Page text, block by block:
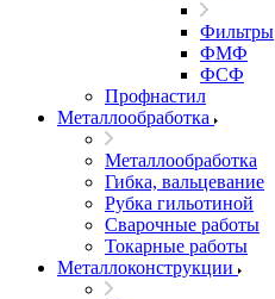
Фильтры
ФМФ
ФСФ
Профнастил
Металлообработка
Металлообработка
Гибка, вальцевание
Рубка гильотиной
Сварочные работы
Токарные работы
Металлоконструкции